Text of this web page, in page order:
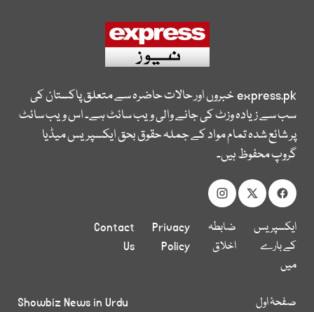
express.pkخبروں اور حالات حاضرہ سے متعلق پاکستان کی
سب سے زیادہ وزٹ کی جانے والی ویب سائٹ ہے۔ اس ویب سائٹ
پر شائع شدہ تمام مواد کے جملہ حقوق بحق ایکسپریس میڈیا
گروپ محفوظ ہیں۔
ایکسپریس
کے بارے
میں
ضابطہ
اخلاق
Privacy
Policy
Contact
Us
صفحۂ اول
Showbiz News in Urdu